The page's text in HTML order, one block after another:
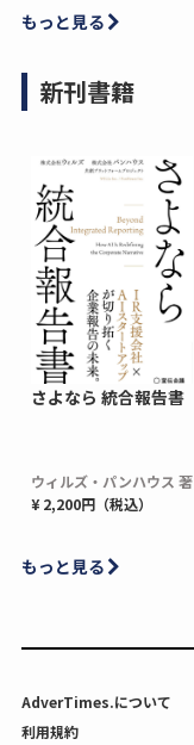
もっと見る
新刊書籍
さよなら 統合報告書
ウィルズ・パンハウス 著
¥ 2,200円（税込）
もっと見る
AdverTimes.について
利用規約